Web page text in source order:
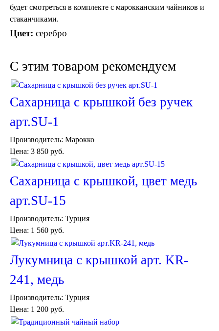
Торшеры Марокко
Торшеры Мозаика
Торшеры со стеклом
Светильники потолочные
Светильники для кафе и ресторанов
Светильники дизайнерские
Светильники Лофт
Светильники с цепочками
Люстры для мечети
Фонари
Столы и столики
Диваны и кресла
Комоды и тумбы
Пуфы и стулья
Консоли
Шкафы
Ширмы
Спальня Марокко
Светильники для хамама
Курны в хамам
Кувшины и чаши в хамам
Раковины латунные и медные
будет смотреться в комплекте с марокканским чайников и
стаканчиками.
Цвет: серебро
C этим товаром рекомендуем
Сахарница с крышкой без ручек
арт.SU-1
Производитель: Марокко
Цена: 3 850 руб.
Сахарница с крышкой, цвет медь
арт.SU-15
Производитель: Турция
Цена: 1 560 руб.
Лукумница с крышкой арт. KR-
241, медь
Производитель: Турция
Цена: 1 200 руб.